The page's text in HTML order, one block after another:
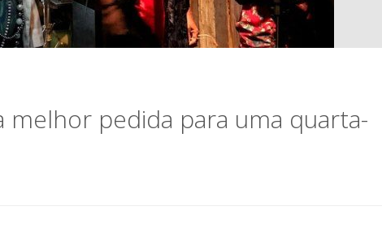
melhor pedida para uma quarta-